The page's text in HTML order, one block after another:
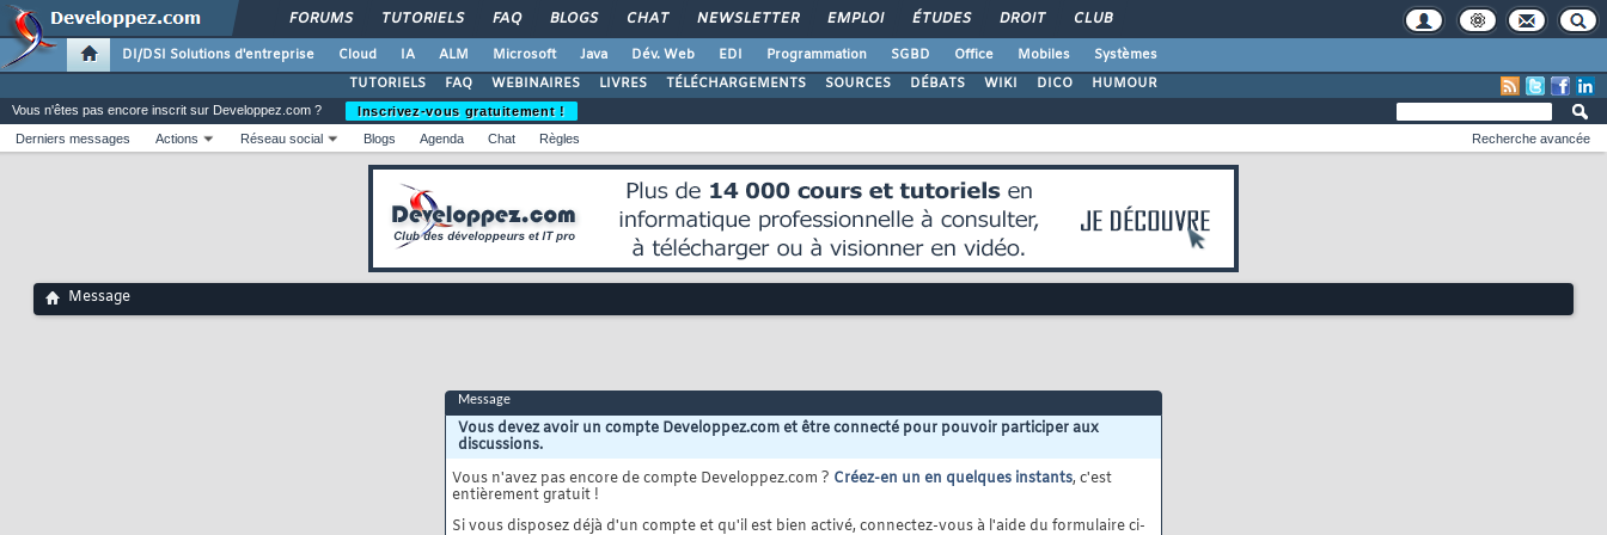
FORUMS TUTORIELS FAQ BLOGS CHAT NEWSLETTER EMPLOI ÉTUDES DROIT CLUB
DI/DSI Solutions d'entreprise Cloud IA ALM Microsoft Java Dév. Web EDI Programmation SGBD Office Mobiles
Systèmes
TUTORIELS
FAQ WEBINAIRES LIVRES TÉLÉCHARGEMENTS SOURCES DÉBATS WIKI DICO HUMOUR
Vous n'êtes pas encore inscrit sur Developpez.com ?
Inscrivez-vous gratuitement !
Derniers messages
Actions Réseau social Blogs Agenda Chat Règles Recherche avancée
Message
Message
Vous devez avoir un compte Developpez.com et être connecté pour pouvoir participer aux
discussions.
Vous n'avez pas encore de compte Developpez.com ? Créez-en un en quelques instants, c'est
entièrement gratuit !
Si vous disposez déjà d'un compte et qu'il est bien activé, connectez-vous à l'aide du formulaire ci-